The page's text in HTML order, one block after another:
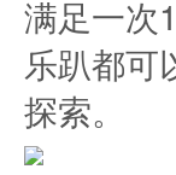
满足一次
乐趴都可
探索。